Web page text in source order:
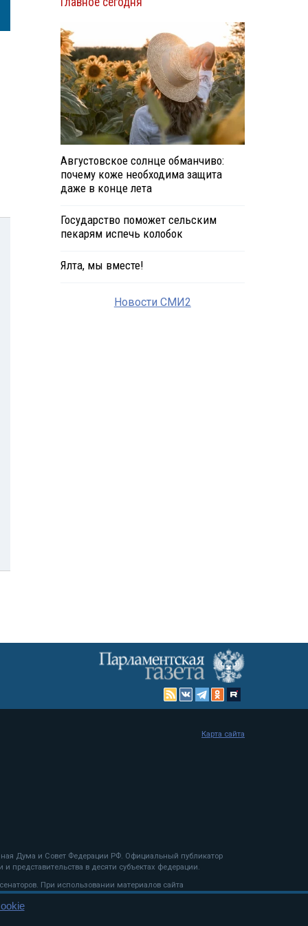
Августовское солнце обманчиво:
почему коже необходима защита
даже в конце лета
Государство поможет сельским
пекарям испечь колобок
Ялта, мы вместе!
Новости СМИ2
Дума и Совет Федерации РФ. Официальный публикатор
представительства в десяти субъектах федерации.
При использовании материалов сайта
Карта сайта